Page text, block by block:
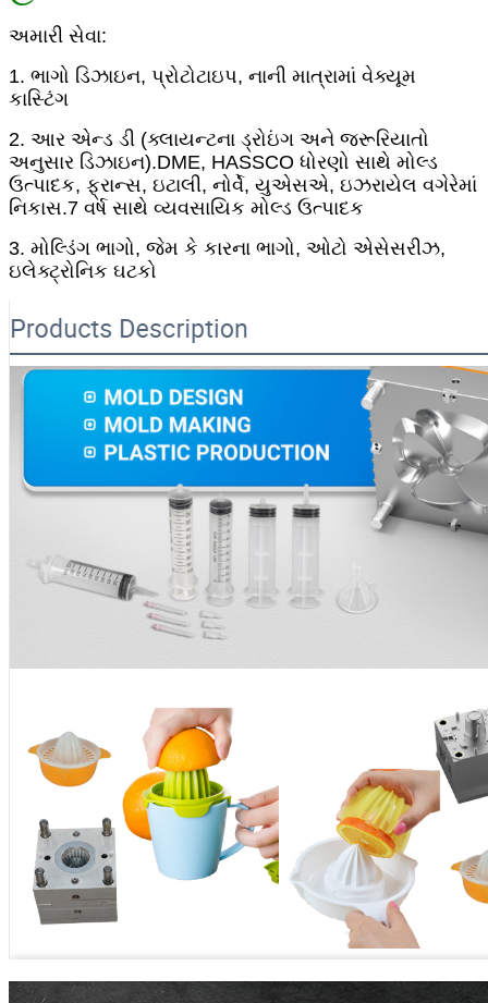
અમારી સેવા:
1. ભાગો ડિઝાઇન, પ્રોટોટાઇપ, નાની માત્રામાં વેક્યૂમ
કાસ્ટિંગ
2. આર એન્ડ ડી (ક્લાયન્ટના ડ્રોઇંગ અને જરૂરિયાતો
અનુસાર ડિઝાઇન).DME, HASSCO ધોરણો સાથે મોલ્ડ
ઉત્પાદક, ફ્રાન્સ, ઇટાલી, નોર્વે, યુએસએ, ઇઝરાયેલ વગેરેમાં
નિકાસ.7 વર્ષ સાથે વ્યવસાયિક મોલ્ડ ઉત્પાદક
3. મોલ્ડિંગ ભાગો, જેમ કે કારના ભાગો, ઓટો એસેસરીઝ,
ઇલેક્ટ્રોનિક ઘટકો